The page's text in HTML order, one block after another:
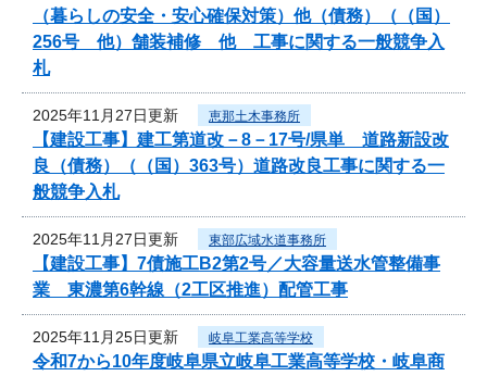
（暮らしの安全・安心確保対策）他（債務）（（国）
256号 他）舗装補修 他 工事に関する一般競争入
札
2025年11月27日更新 恵那土木事務所
【建設工事】建工第道改－8－17号/県単 道路新設改
良（債務）（（国）363号）道路改良工事に関する一
般競争入札
2025年11月27日更新 東部広域水道事務所
【建設工事】7債施工B2第2号／大容量送水管整備事
業 東濃第6幹線（2工区推進）配管工事
2025年11月25日更新 岐阜工業高等学校
令和7から10年度岐阜県立岐阜工業高等学校・岐阜商